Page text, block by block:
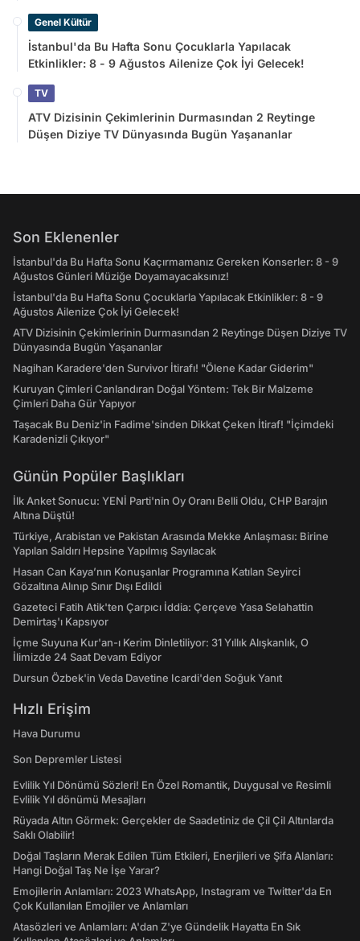
Genel Kültür
İstanbul'da Bu Hafta Sonu Çocuklarla Yapılacak
Etkinlikler: 8 - 9 Ağustos Ailenize Çok İyi Gelecek!
TV
ATV Dizisinin Çekimlerinin Durmasından 2 Reytinge
Düşen Diziye TV Dünyasında Bugün Yaşananlar
Son Eklenenler
İstanbul'da Bu Hafta Sonu Kaçırmamanız Gereken Konserler: 8 - 9
Ağustos Günleri Müziğe Doyamayacaksınız!
İstanbul'da Bu Hafta Sonu Çocuklarla Yapılacak Etkinlikler: 8 - 9
Ağustos Ailenize Çok İyi Gelecek!
ATV Dizisinin Çekimlerinin Durmasından 2 Reytinge Düşen Diziye TV
Dünyasında Bugün Yaşananlar
Nagihan Karadere'den Survivor İtirafı! "Ölene Kadar Giderim"
Kuruyan Çimleri Canlandıran Doğal Yöntem: Tek Bir Malzeme
Çimleri Daha Gür Yapıyor
Taşacak Bu Deniz'in Fadime'sinden Dikkat Çeken İtiraf! "İçimdeki
Karadenizli Çıkıyor"
Günün Popüler Başlıkları
İlk Anket Sonucu: YENİ Parti'nin Oy Oranı Belli Oldu, CHP Barajın
Altına Düştü!
Türkiye, Arabistan ve Pakistan Arasında Mekke Anlaşması: Birine
Yapılan Saldırı Hepsine Yapılmış Sayılacak
Hasan Can Kaya’nın Konuşanlar Programına Katılan Seyirci
Gözaltına Alınıp Sınır Dışı Edildi
Gazeteci Fatih Atik'ten Çarpıcı İddia: Çerçeve Yasa Selahattin
Demirtaş'ı Kapsıyor
İçme Suyuna Kur'an-ı Kerim Dinletiliyor: 31 Yıllık Alışkanlık, O
İlimizde 24 Saat Devam Ediyor
Dursun Özbek'in Veda Davetine Icardi'den Soğuk Yanıt
Hızlı Erişim
Hava Durumu
Son Depremler Listesi
Evlilik Yıl Dönümü Sözleri! En Özel Romantik, Duygusal ve Resimli
Evlilik Yıl dönümü Mesajları
Rüyada Altın Görmek: Gerçekler de Saadetiniz de Çil Çil Altınlarda
Saklı Olabilir!
Doğal Taşların Merak Edilen Tüm Etkileri, Enerjileri ve Şifa Alanları:
Hangi Doğal Taş Ne İşe Yarar?
Emojilerin Anlamları: 2023 WhatsApp, Instagram ve Twitter'da En
Çok Kullanılan Emojiler ve Anlamları
Atasözleri ve Anlamları: A'dan Z'ye Gündelik Hayatta En Sık